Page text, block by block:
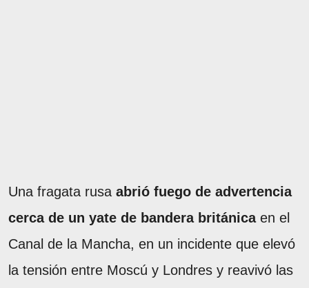
Una fragata rusa abrió fuego de advertencia
cerca de un yate de bandera británicaen el
Canal de la Mancha, en un incidente que elevó
la tensión entre Moscú y Londres y reavivó las